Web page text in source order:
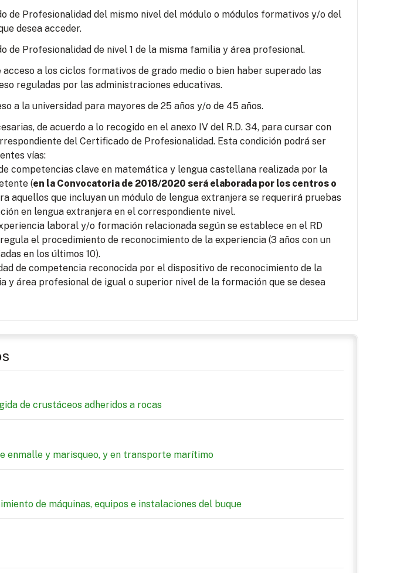
de Profesionalidad del mismo nivel del módulo o módulos formativos y/o del
desea acceder.
de Profesionalidad de nivel 1 de la misma familia y área profesional.
a los ciclos formativos de grado medio o bien haber superado las
reguladas por las administraciones educativas.
a la universidad para mayores de 25 años y/o de 45 años.
de acuerdo a lo recogido en el anexo IV del R.D. 34, para cursar con
del Certificado de Profesionalidad. Esta condición podrá ser
vías:
competencias clave en matemática y lengua castellana realizada por la
(en la Convocatoria de 2018/2020 será elaborada por los centros o
aquellos que incluyan un módulo de lengua extranjera se requerirá pruebas
en lengua extranjera en el correspondiente nivel.
laboral y/o formación relacionada según se establece en el RD
el procedimiento de reconocimiento de la experiencia (3 años con un
en los últimos 10).
de competencia reconocida por el dispositivo de reconocimiento de la
y área profesional de igual o superior nivel de la formación que se desea
de crustáceos adheridos a rocas
enmalle y marisqueo, y en transporte marítimo
de máquinas, equipos e instalaciones del buque